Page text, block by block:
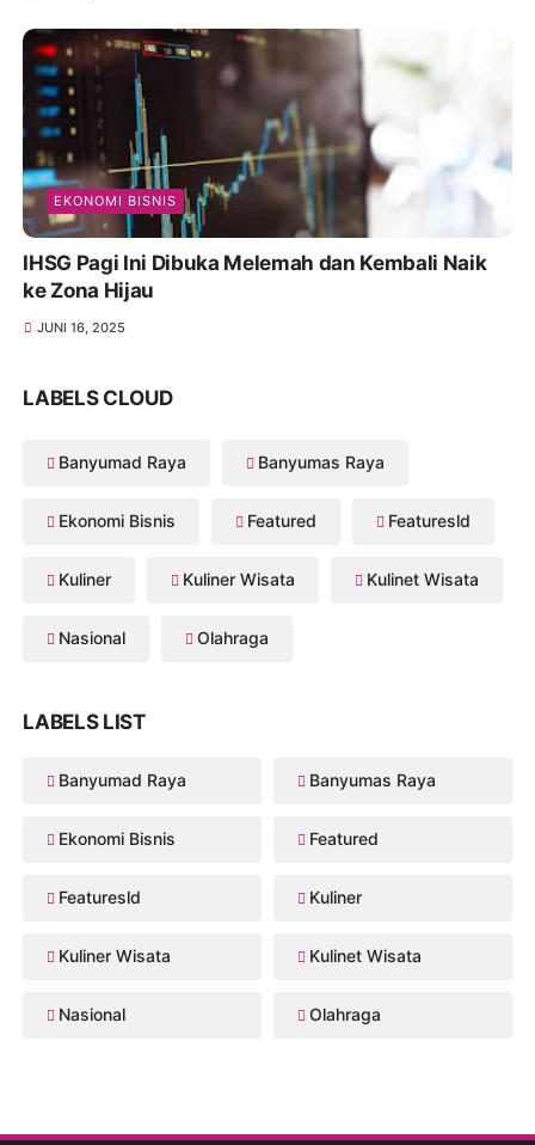
EKONOMI BISNIS
IHSG Pagi Ini Dibuka Melemah dan Kembali Naik
ke Zona Hijau
JUNI 16, 2025
LABELS CLOUD
Banyumad Raya Banyumas Raya
Ekonomi Bisnis Featured Featuresld
Kuliner Kuliner Wisata Kulinet Wisata
Nasional Olahraga
LABELS LIST
Banyumad Raya Banyumas Raya
Ekonomi Bisnis Featured
Featuresld Kuliner
Kuliner Wisata Kulinet Wisata
Nasional Olahraga